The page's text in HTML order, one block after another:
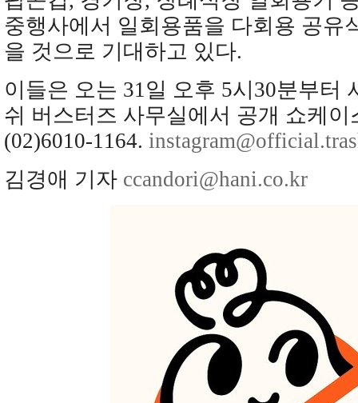
중행사에서 일회용품을 다회용 공유
을 것으로 기대하고 있다.
이들은 오는 31일 오후 5시30분부터
쉬 버스터즈 사무실에서 공개 쇼케이
(02)6010-1164.
김경애 기자 ccandori@hani.co.kr